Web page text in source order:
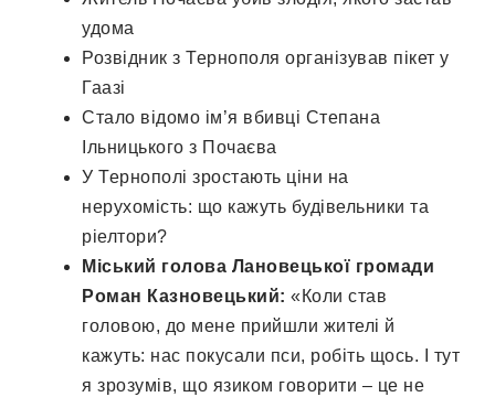
удома
Розвідник з Тернополя організував пікет у
Гаазі
Стало відомо ім’я вбивці Степана
Ільницького з Почаєва
У Тернополі зростають ціни на
нерухомість: що кажуть будівельники та
ріелтори?
Міський голова Лановецької громади
Роман Казновецький: «Коли став
головою, до мене прийшли жителі й
кажуть: нас покусали пси, робіть щось. І тут
я зрозумів, що язиком говорити – це не